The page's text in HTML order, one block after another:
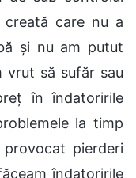
care nu a
și nu am putut
vrut să sufăr sau
în îndatoririle
la timp
pierderi
îndatoririle